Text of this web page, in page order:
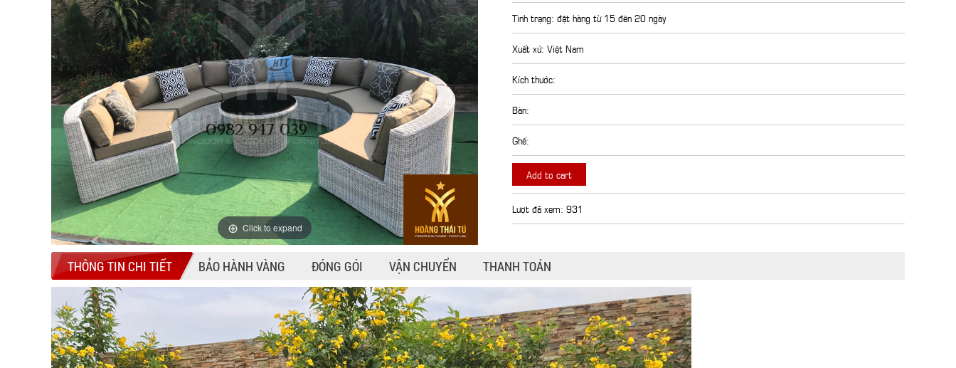
Click to expand
Tình trạng: đặt hàng từ 15 đên 20 ngày
Xuất xứ: Việt Nam
Kích thước:
Bàn:
Ghế:
Add to cart
Lượt đã xem: 931
THÔNG TIN CHI TIẾT BẢO HÀNH VÀNG ĐÓNG GÓI VẬN CHUYỂN THANH TOÁN